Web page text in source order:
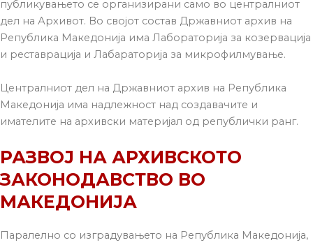
публикувањето се организирани само во централниот
дел на Архивот. Во својот состав Државниот архив на
Република Македонија има Лабораторија за козервација
и реставрација и Лабараторија за микрофилмување.
Централниот дел на Државниот архив на Република
Македонија има надлежност над создавачите и
имателите на архивски материјал од републички ранг.
РАЗВОЈ НА АРХИВСКОТО
ЗАКОНОДАВСТВО ВО
МАКЕДОНИЈА
Паралелно со изградувањето на Република Македонија,